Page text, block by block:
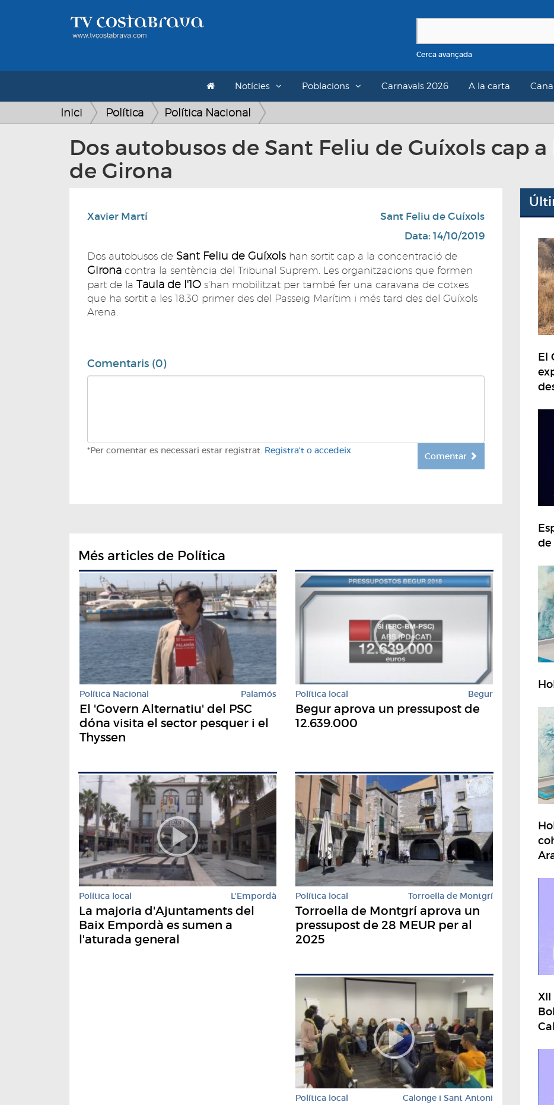
Cerca avançada
Notícies Poblacions Carnavals 2026 A la carta
Inici Política Política Nacional
Dos autobusos de Sant Feliu de Guíxols cap
de Girona
Xavier Martí
Sant Feliu de Guíxols
Data: 14/10/2019
Dos autobusos de Sant Feliu de Guíxols han sortit cap a la concentració de
Girona contra la sentència del Tribunal Suprem. Les organitzacions que formen
part de la Taula de l'1O s'han mobilitzat per també fer una caravana de cotxes
que ha sortit a les 18.30 primer des del Passeig Marítim i més tard des del Guíxols
Arena.
Comentaris (0)
*Per comentar es necessari estar registrat. Registra't o accedeix
Comentar
Més articles de Política
Política Nacional Palamós
El 'Govern Alternatiu' del PSC
dóna visita el sector pesquer i el
Thyssen
Política local Begur
Begur aprova un pressupost de
12.639.000
Política local L'Empordà
La majoria d'Ajuntaments del
Baix Empordà es sumen a
l'aturada general
Política local Torroella de Montgrí
Torroella de Montgrí aprova un
pressupost de 28 MEUR per al
2025
Política local Calonge i Sant Antoni
El
de